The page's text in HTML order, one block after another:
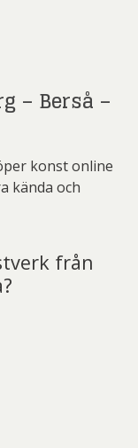
– Berså –
konst online
kända och
från